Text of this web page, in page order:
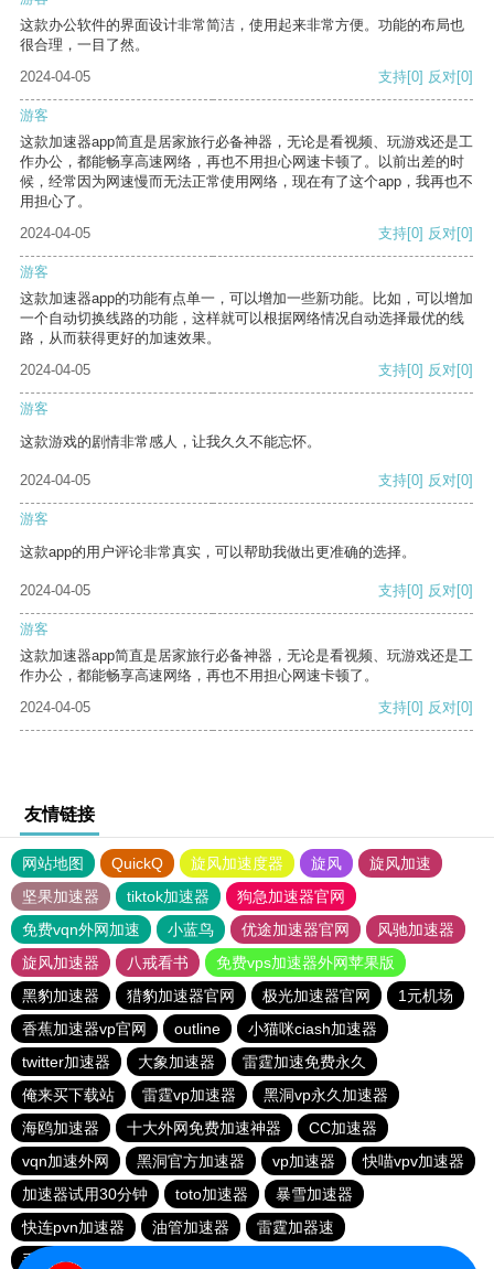
这款办公软件的界面设计非常简洁，使用起来非常方便。功能的布局也
很合理，一目了然。
2024-04-05
支持[0] 反对[0]
游客
这款加速器app简直是居家旅行必备神器，无论是看视频、玩游戏还是工
作办公，都能畅享高速网络，再也不用担心网速卡顿了。以前出差的时
候，经常因为网速慢而无法正常使用网络，现在有了这个app，我再也不
用担心了。
2024-04-05
支持[0] 反对[0]
游客
这款加速器app的功能有点单一，可以增加一些新功能。比如，可以增加
一个自动切换线路的功能，这样就可以根据网络情况自动选择最优的线
路，从而获得更好的加速效果。
2024-04-05
支持[0] 反对[0]
游客
这款游戏的剧情非常感人，让我久久不能忘怀。
2024-04-05 支持[0] 反对[0]
游客
这款app的用户评论非常真实，可以帮助我做出更准确的选择。
2024-04-05 支持[0] 反对[0]
游客
这款加速器app简直是居家旅行必备神器，无论是看视频、玩游戏还是工
作办公，都能畅享高速网络，再也不用担心网速卡顿了。
2024-04-05
支持[0] 反对[0]
友情链接
网站地图 QuickQ 旋风加速度器 旋风
旋风加速
坚果加速器
tiktok加速器
狗急加速器官网
免费vqn外网加速
小蓝鸟 优途加速器官网
风驰加速器
旋风加速器
八戒看书
免费vps加速器外网苹果版
黑豹加速器
猎豹加速器官网 极光加速器官网
1元机场
香蕉加速器vp官网
outline
小猫咪ciash加速器
twitter加速器
大象加速器
雷霆加速免费永久
俺来买下载站
雷霆vp加速器
黑洞vp永久加速器
海鸥加速器
十大外网免费加速神器
CC加速器
vqn加速外网
黑洞官方加速器 vp加速器
快喵vpv加速器
加速器试用30分钟
toto加速器
暴雪加速器
快连pvn加速器
油管加速器
雷霆加器速
手机外国加速器官网